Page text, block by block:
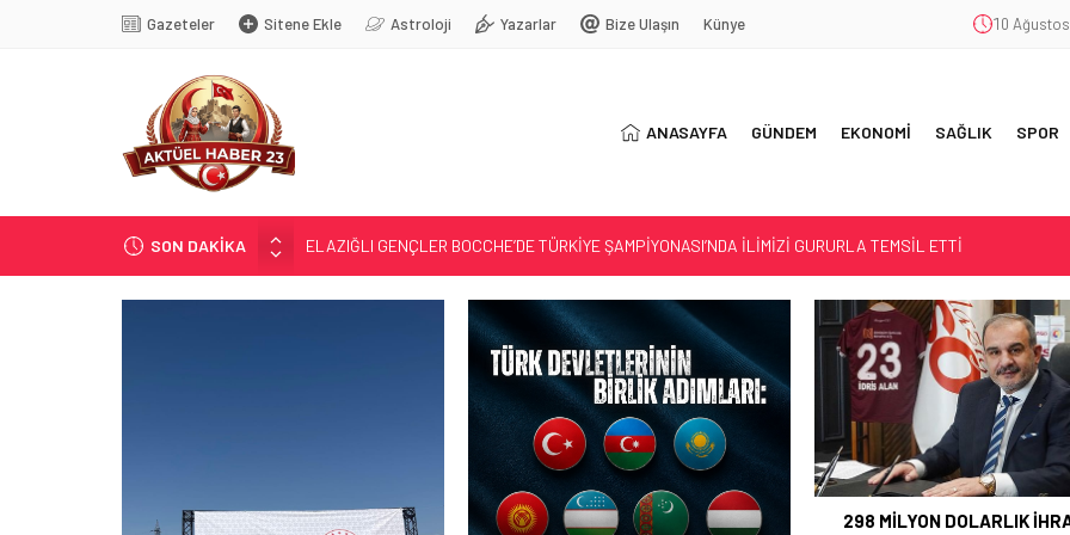
Gazeteler Sitene Ekle Astroloji Yazarlar Bize Ulaşın Künye 10
ANASAYFA GÜNDEM EKONOMİ SAĞLIK SPOR
SON DAKİKA
ELAZIĞLI GENÇLER BOCCHE’DE TÜRKİYE ŞAMPİYONASI’NDA İLİMİZİ GURURLA TEMSİL ETTİ
TÜRK OĞUZ BOYLARI
298 MİLYON DOLARLIK İHRACAT
ELAZIĞ’DA TEFECİLİK OPERASYONU
298 MİLYON DOLARLIK